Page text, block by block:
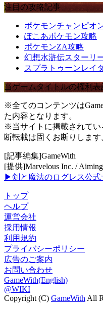
注目の攻略記事
ポケモンチャンピオ
ぽこあポケモン攻略
ポケモンZA攻略
幻想水滸伝スターリ
スプラトゥーンレイ
当ゲームタイトルの権利表
※全てのコンテンツは
た内容となります。
※当サイトに掲載されて
断転載は固くお断りします
[記事編集]GameWith
[提供]Marvelous Inc. /
▶剣と魔法のログレス公式
トップ
ヘルプ
運営会社
採用情報
利用規約
プライバシーポリシー
広告のご案内
お問い合わせ
GameWith(English)
@WIKI
Copyright (C) GameWith All